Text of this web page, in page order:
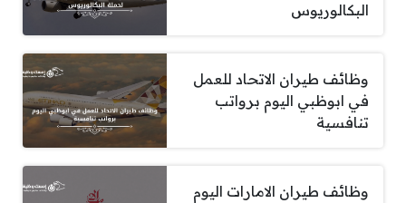
البكالوريوس
وظائف طيران الاتحاد للعمل
في ابوظبي اليوم برواتب
تنافسية
وظائف طيران الامارات اليوم